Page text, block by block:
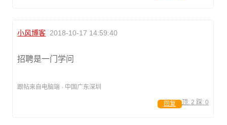
小风博客 2018-10-17 14:59:40
招聘是一门学问
跟帖来自电脑端 · 中国广东深圳
顶: 2 踩: 0
回复